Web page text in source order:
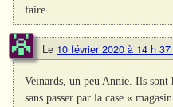
faire.
Le 10 février 2020 à 14 h
Veinards, un peu Annie. Ils sont
sans passer par la case «